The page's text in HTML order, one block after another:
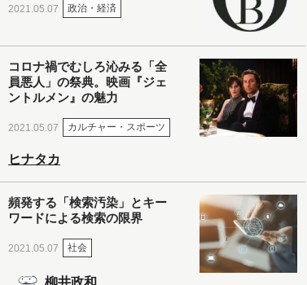
2021.05.07 政治・経済
コロナ禍でむしろ沁みる「全
員悪人」の祭典。映画『ジェ
ントルメン』の魅力
2021.05.07 カルチャー・スポーツ
ヒナタカ
頻発する「検索汚染」とキー
ワードによる検索の限界
2021.05.07 社会